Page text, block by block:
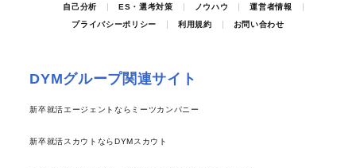
自己分析
ES・選考対策 ノウハウ
運営者情報
プライバシーポリシー
利用規約 お問い合わせ
DYMグループ関連サイト
新卒就活エージェントならミーツカンパニー
新卒就活スカウトならDYMスカウト